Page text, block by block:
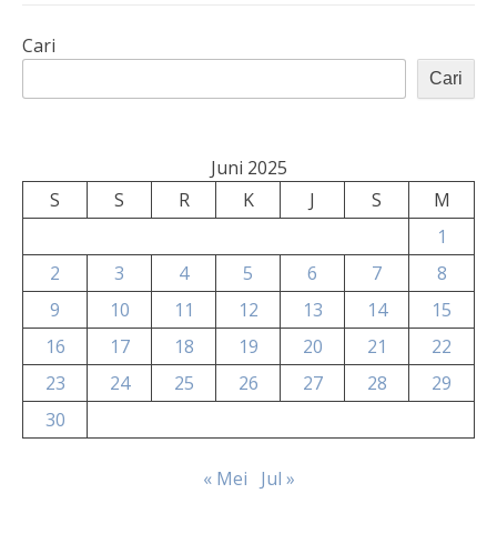
Cari
Cari
Juni 2025
S
S R K J S
M
1
2
3 4 5 6 7
8
9
10 11 12 13 14
15
16
17 18 19 20 21
22
23
24 25 26 27 28
29
30
« Mei Jul »